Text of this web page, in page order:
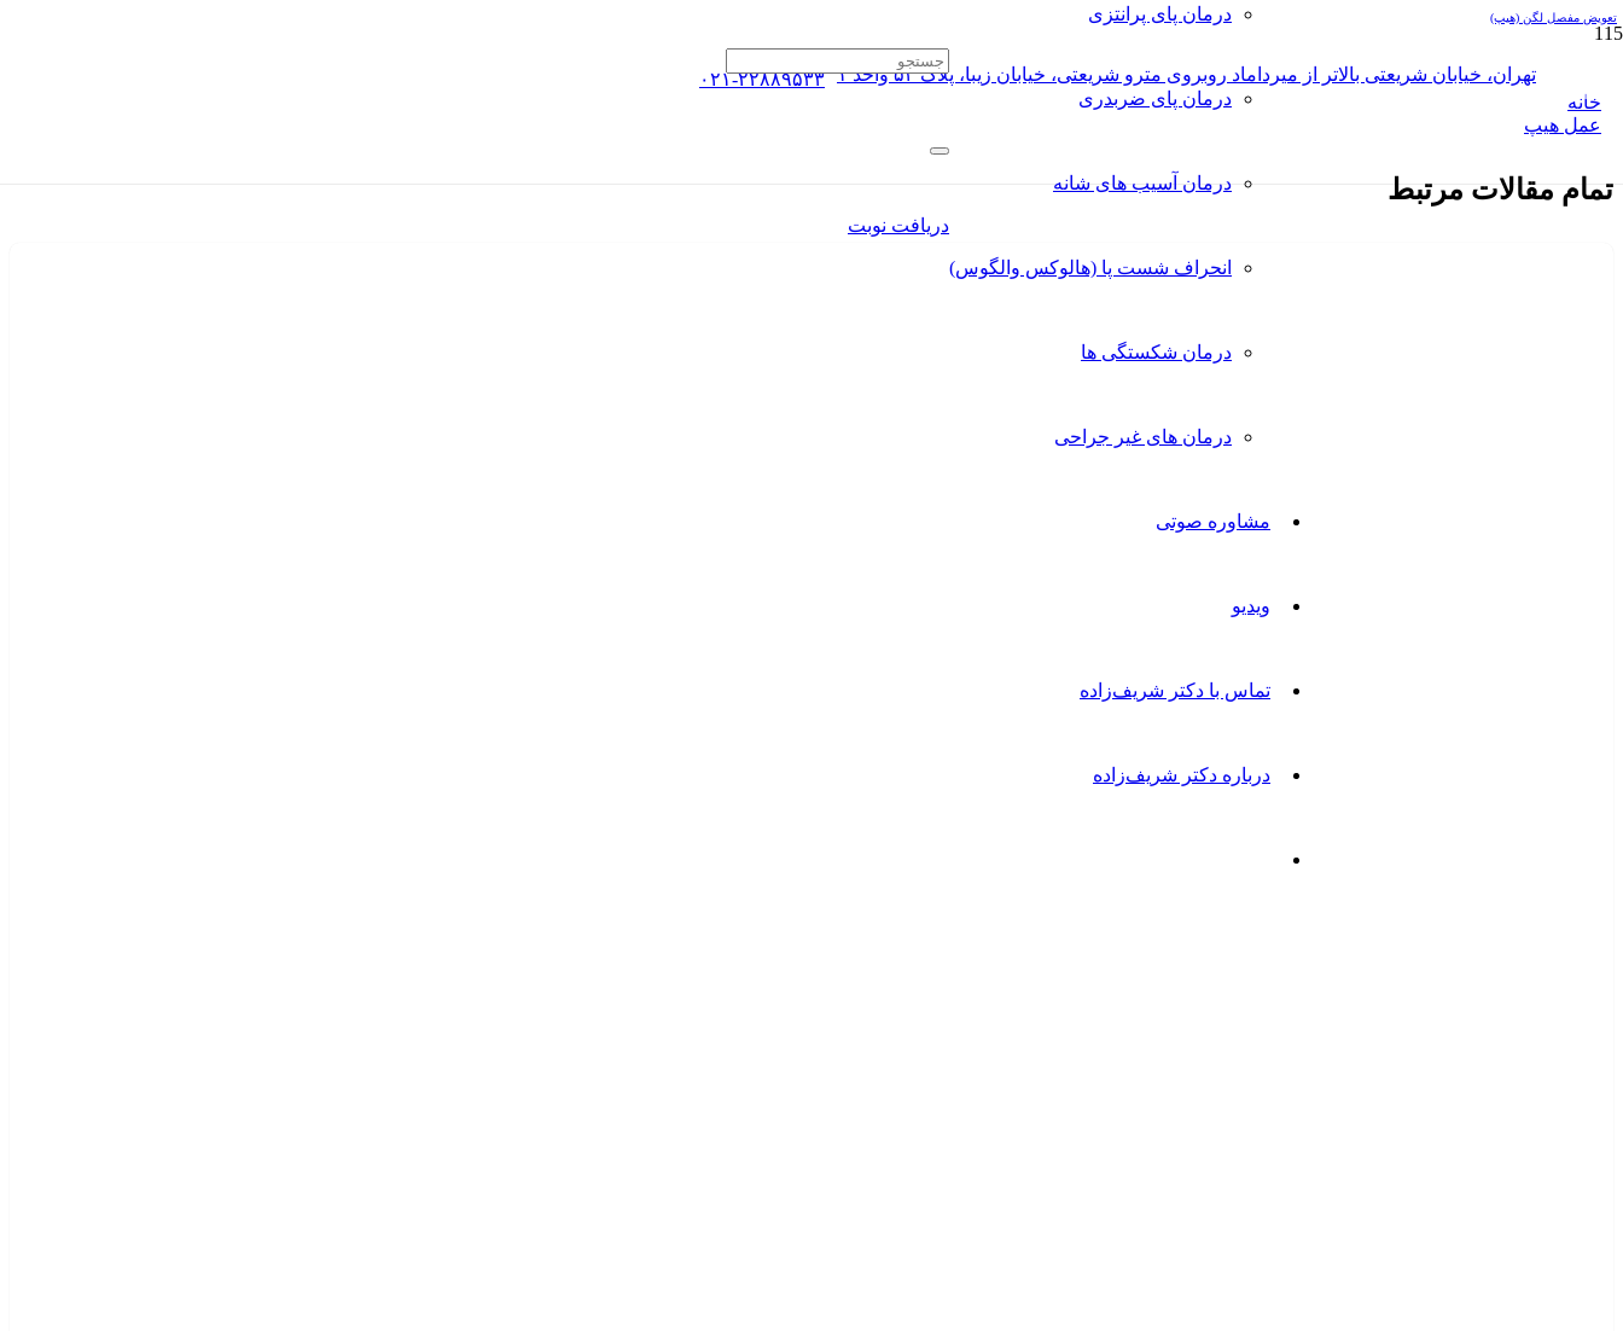
تهران، خیابان شریعتی بالاتر از میرداماد روبروی مترو شریعتی، خیابان زیبا، پلاک ۵۴ واحد ۱ ۰۲۱-۲۲۸۸۹۵۳۳
درمان پای پرانتزی
درمان پای ضربدری
درمان آسیب های شانه
انحراف شست پا (هالوکس والگوس)
درمان شکستگی ها
درمان های غیر جراحی
مشاوره صوتی
ویدیو
تماس با دکتر شریف‌زاده
درباره دکتر شریف‌زاده
دریافت نوبت
عمل هیپ
خانه
عمل هیپ
تمام مقالات مرتبط
تعویض مفصل لگن (هیپ)